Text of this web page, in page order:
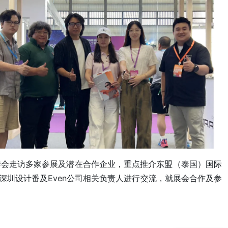
走访多家参展及潜在合作企业，重点推介东盟（泰国）国际
设计番及Even公司相关负责人进行交流，就展会合作及参